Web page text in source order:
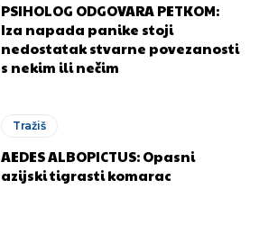
PSIHOLOG ODGOVARA PETKOM:
Iza napada panike stoji
nedostatak stvarne povezanosti
s nekim ili nečim
Tražiš
AEDES ALBOPICTUS: Opasni
azijski tigrasti komarac